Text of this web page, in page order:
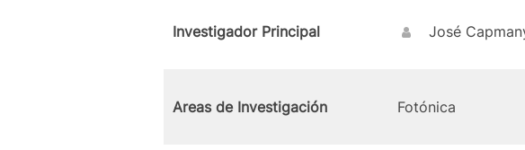
Investigador Principal José
Areas de Investigación Fotónica